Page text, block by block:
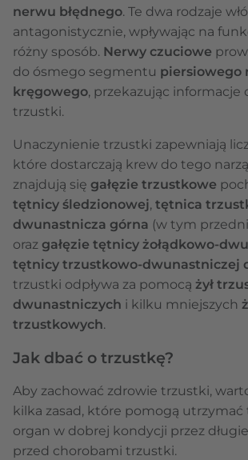
nerwu błędnego. Te dwa rodzaje
antagonistycznie, wpływając na
różny sposób. Nerwy czuciowe
do ósmego segmentu piersiowego
kręgowego, przekazując informacje
trzustki.
Unaczynienie trzustki zapewniają
które dostarczają krew do tego
znajdują się gałęzie trzustkowe
tętnicy śledzionowej, tętnica
dwunastnicza górna (w tym
oraz gałęzie tętnicy żołądkowo-
tętnicy trzustkowo-dwunastniczej
trzustki odpływa za pomocą żył
dwunastniczych i kilku mniejszych
trzustkowych.
Jak dbać o trzustkę?
Aby zachować zdrowie trzustki,
kilka zasad, które pomogą utrzymać
organ w dobrej kondycji przez
przed chorobami trzustki.